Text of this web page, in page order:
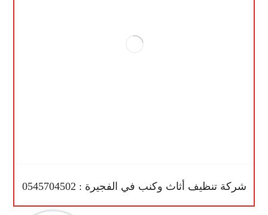
شركة تنظيف أثاث وكنب في الفجيرة : 0545704502